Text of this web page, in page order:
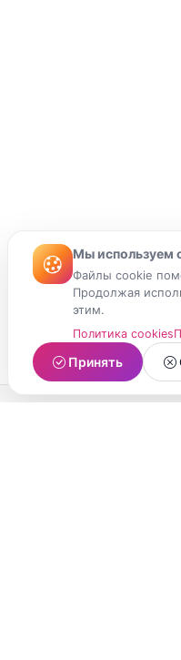
Мы используем
Файлы cookie
Продолжая
этим.
Политика cookies
Принять